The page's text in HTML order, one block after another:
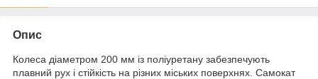
Опис
Колеса діаметром 200 мм із поліуретану забезпечують
плавний рух і стійкість на різних міських поверхнях. Самокат